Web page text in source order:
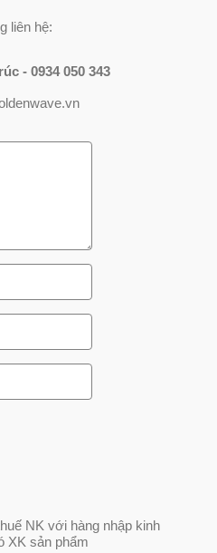
liên hệ:
- 0934 050 343
NK với hàng nhập kinh
XK sản phẩm